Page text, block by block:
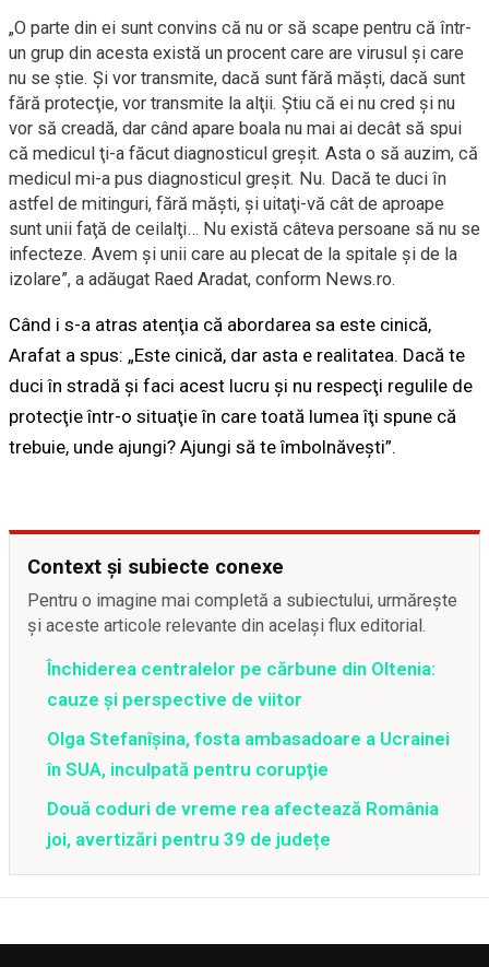
„O parte din ei sunt convins că nu or să scape pentru că într-
un grup din acesta există un procent care are virusul şi care
nu se ştie. Şi vor transmite, dacă sunt fără măşti, dacă sunt
fără protecţie, vor transmite la alţii. Ştiu că ei nu cred şi nu
vor să creadă, dar când apare boala nu mai ai decât să spui
că medicul ţi-a făcut diagnosticul greşit. Asta o să auzim, că
medicul mi-a pus diagnosticul greşit. Nu. Dacă te duci în
astfel de mitinguri, fără măşti, şi uitaţi-vă cât de aproape
sunt unii faţă de ceilalţi… Nu există câteva persoane să nu se
infecteze. Avem şi unii care au plecat de la spitale şi de la
izolare”, a adăugat Raed Aradat, conform News.ro.
Când i s-a atras atenţia că abordarea sa este cinică,
Arafat a spus: „Este cinică, dar asta e realitatea. Dacă te
duci în stradă şi faci acest lucru şi nu respecţi regulile de
protecţie într-o situaţie în care toată lumea îţi spune că
trebuie, unde ajungi? Ajungi să te îmbolnăveşti”.
Context și subiecte conexe
Pentru o imagine mai completă a subiectului, urmărește
și aceste articole relevante din același flux editorial.
Închiderea centralelor pe cărbune din Oltenia:
cauze și perspective de viitor
Olga Stefanîşina, fosta ambasadoare a Ucrainei
în SUA, inculpată pentru corupţie
Două coduri de vreme rea afectează România
joi, avertizări pentru 39 de județe